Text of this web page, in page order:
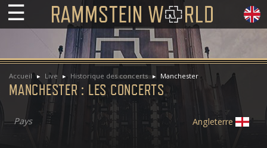
☰
Accueil Live Historique des concerts Manchester
MANCHESTER : LES CONCERTS
Pays Angleterre